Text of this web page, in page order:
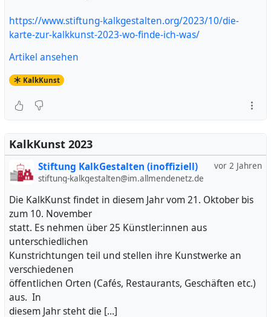
https://www.stiftung-kalkgestalten.org/2023/10/die-
karte-zur-kalkkunst-2023-wo-finde-ich-was/
Artikel ansehen
KalkKunst
KalkKunst 2023
vor 2 Jahren
Stiftung KalkGestalten (inoffiziell)
stiftung-kalkgestalten@im.allmendenetz.de
Die KalkKunst findet in diesem Jahr vom 21. Oktober bis
zum 10. November
statt. Es nehmen über 25 Künstler:innen aus
unterschiedlichen
Kunstrichtungen teil und stellen ihre Kunstwerke an
verschiedenen
öffentlichen Orten (Cafés, Restaurants, Geschäften etc.)
aus. In
diesem Jahr steht die […]